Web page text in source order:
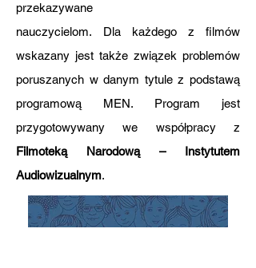
przekazywane
nauczycielom. Dla każdego z filmów
wskazany jest także związek problemów
poruszanych w danym tytule z podstawą
programową MEN. Program jest
przygotowywany we współpracy z
Filmoteką Narodową – Instytutem
Audiowizualnym.